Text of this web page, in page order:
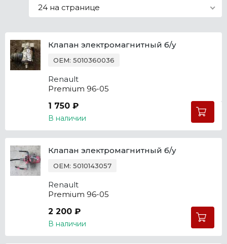
24 на странице
Клапан электромагнитный б/у
OEM: 5010360036
Renault
Premium 96-05
1 750 ₽
В наличии
Клапан электромагнитный б/у
OEM: 5010143057
Renault
Premium 96-05
2 200 ₽
В наличии